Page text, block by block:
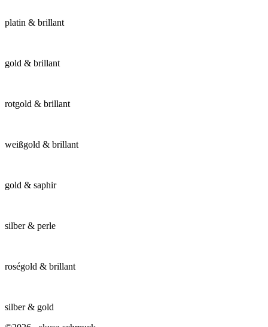
platin & brillant
gold & brillant
rotgold & brillant
weißgold & brillant
gold & saphir
silber & perle
roségold & brillant
silber & gold